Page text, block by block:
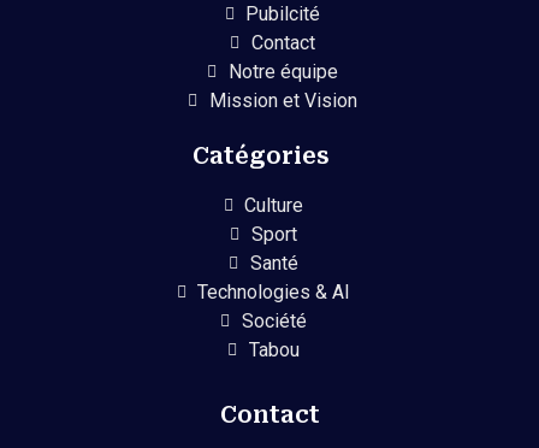
Pubilcité
Contact
Notre équipe
Mission et Vision
Catégories
Culture
Sport
Santé
Technologies & AI
Société
Tabou
Contact